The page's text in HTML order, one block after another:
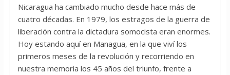
Nicaragua ha cambiado mucho desde hace más de
cuatro décadas. En 1979, los estragos de la guerra de
liberación contra la dictadura somocista eran enormes.
Hoy estando aquí en Managua, en la que viví los
primeros meses de la revolución y recorriendo en
nuestra memoria los 45 años del triunfo, frente a